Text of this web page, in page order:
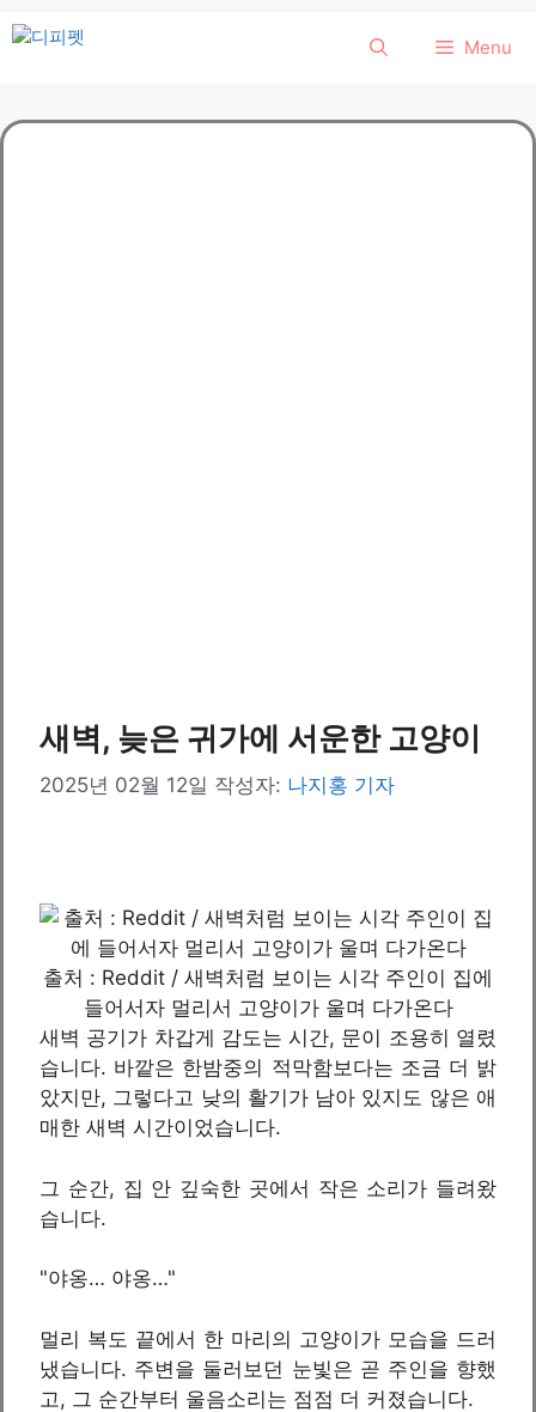
컨
로
건
Menu
새벽, 늦은 귀가에 서운한 고양이
2025년 02월 12일 작성자: 나지홍 기자
출처 : Reddit / 새벽처럼 보이는 시각 주인이 집에
들어서자 멀리서 고양이가 울며 다가온다
새벽 공기가 차갑게 감도는 시간, 문이 조용히 열렸
습니다. 바깥은 한밤중의 적막함보다는 조금 더 밝
았지만, 그렇다고 낮의 활기가 남아 있지도 않은 애
매한 새벽 시간이었습니다.
그 순간, 집 안 깊숙한 곳에서 작은 소리가 들려왔
습니다.
"야옹… 야옹…"
멀리 복도 끝에서 한 마리의 고양이가 모습을 드러
냈습니다. 주변을 둘러보던 눈빛은 곧 주인을 향했
고, 그 순간부터 울음소리는 점점 더 커졌습니다.